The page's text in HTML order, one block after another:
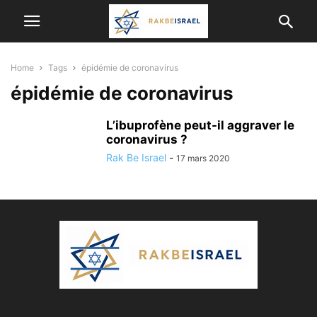
Home Tags épidémie de coronavirus
épidémie de coronavirus
L’ibuprofène peut-il aggraver le
coronavirus ?
Rak Be Israel - 17 mars 2020